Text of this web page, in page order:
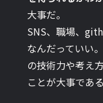
大事だ。
SNS、職場、
なんだっていい
の技術力や考え
ことが大事である